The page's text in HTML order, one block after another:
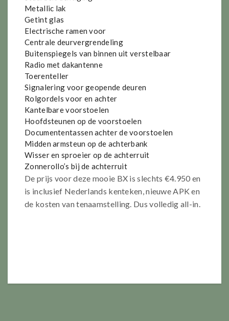
Metallic lak
Getint glas
Electrische ramen voor
Centrale deurvergrendeling
Buitenspiegels van binnen uit verstelbaar
Radio met dakantenne
Toerenteller
Signalering voor geopende deuren
Rolgordels voor en achter
Kantelbare voorstoelen
Hoofdsteunen op de voorstoelen
Documententassen achter de voorstoelen
Midden armsteun op de achterbank
Wisser en sproeier op de achterruit
Zonnerollo’s bij de achterruit
De prijs voor deze mooie BX is slechts €4.950 en
is inclusief Nederlands kenteken, nieuwe APK en
de kosten van tenaamstelling. Dus volledig all-in.